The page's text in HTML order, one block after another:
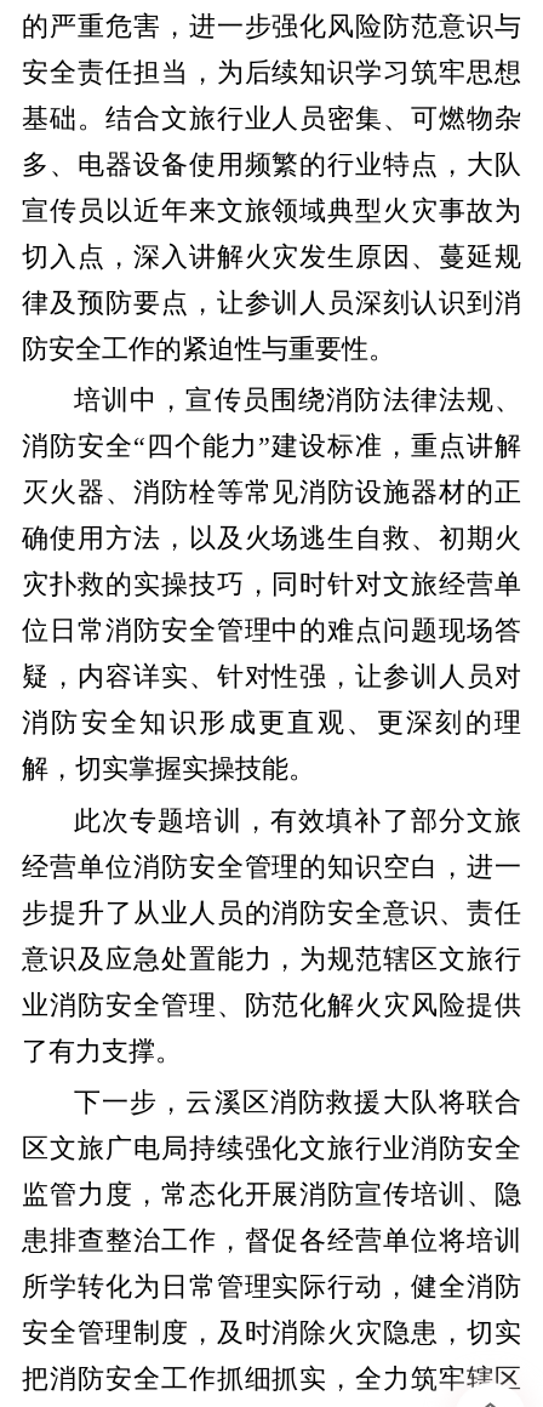
的严重危害，进一步强化风险防范意识与
安全责任担当，为后续知识学习筑牢思想
基础。结合文旅行业人员密集、可燃物杂
多、电器设备使用频繁的行业特点，大队
宣传员以近年来文旅领域典型火灾事故为
切入点，深入讲解火灾发生原因、蔓延规
律及预防要点，让参训人员深刻认识到消
防安全工作的紧迫性与重要性。
培训中，宣传员围绕消防法律法规、
消防安全“四个能力”建设标准，重点讲解
灭火器、消防栓等常见消防设施器材的正
确使用方法，以及火场逃生自救、初期火
灾扑救的实操技巧，同时针对文旅经营单
位日常消防安全管理中的难点问题现场答
疑，内容详实、针对性强，让参训人员对
消防安全知识形成更直观、更深刻的理
解，切实掌握实操技能。
此次专题培训，有效填补了部分文旅
经营单位消防安全管理的知识空白，进一
步提升了从业人员的消防安全意识、责任
意识及应急处置能力，为规范辖区文旅行
业消防安全管理、防范化解火灾风险提供
了有力支撑。
下一步，云溪区消防救援大队将联合
区文旅广电局持续强化文旅行业消防安全
监管力度，常态化开展消防宣传培训、隐
患排查整治工作，督促各经营单位将培训
所学转化为日常管理实际行动，健全消防
安全管理制度，及时消除火灾隐患，切实
把消防安全工作抓细抓实，全力筑牢辖区